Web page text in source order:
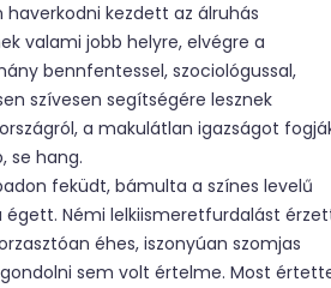
kezdett az álruhás
valami jobb helyre, elvégre a
bennfentessel, szociológussal,
szívesen segítségére lesznek
a makulátlan igazságot
se hang.
feküdt, bámulta a színes levelű
Némi lelkiismeretfurdalást
éhes, iszonyúan szomjas
sem volt értelme. Most